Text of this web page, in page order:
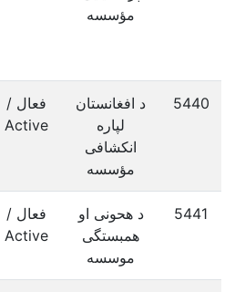
مؤسسه
5440
د افغانستان
لپاره
انکشافی
مؤسسه
فعال /
Active
5441
د هحونی او
همبستگی
موسسه
فعال /
Active